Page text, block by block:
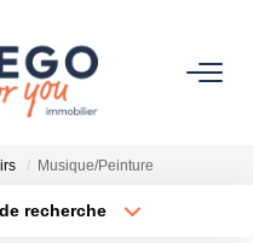
Musique/Peinture
recherche